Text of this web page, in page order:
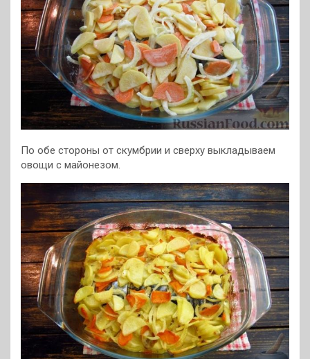
По обе стороны от скумбрии и сверху выкладываем
овощи с майонезом.